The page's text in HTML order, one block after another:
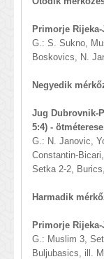
Primorje
G.: S. Sukno,
Boskovics, N.
Negyedik
Jug Dubrovnik-
5:4) -
G.: N. Janovic,
Constantin-
Setka 2-2,
Harmadik
Primorje
G.: Muslim 3,
Buljubasics, ill.